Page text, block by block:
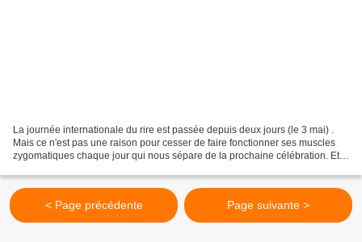
La journée internationale du rire est passée depuis deux jours (le 3 mai) .
Mais ce n'est pas une raison pour cesser de faire fonctionner ses muscles
zygomatiques chaque jour qui nous sépare de la prochaine célébration. Et
< Page précédente Page suivante >